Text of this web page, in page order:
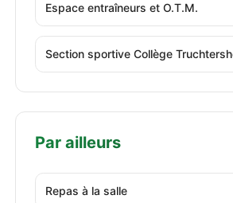
Espace entraîneurs et O.T.M.
Section sportive Collège
Par ailleurs
Repas à la salle